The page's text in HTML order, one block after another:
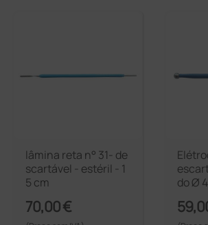
lâmina reta n° 31- de
scartável - estéril - 1
5 cm
70,00 €
do Ø